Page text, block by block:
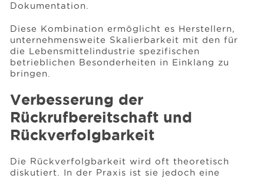
Dokumentation.
Diese Kombination ermöglicht es Herstellern,
unternehmensweite Skalierbarkeit mit den für
die Lebensmittelindustrie spezifischen
betrieblichen Besonderheiten in Einklang zu
bringen.
Verbesserung der
Rückrufbereitschaft und
Rückverfolgbarkeit
Die Rückverfolgbarkeit wird oft theoretisch
diskutiert. In der Praxis ist sie jedoch eine